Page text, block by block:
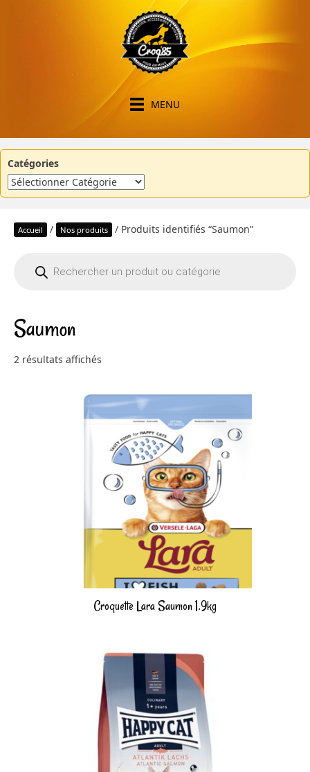
MENU
Catégories
Accueil / Nos produits / Produits identifiés “Saumon”
produits
Saumon
2 résultats affichés
Croquette Lara Saumon 1.9kg